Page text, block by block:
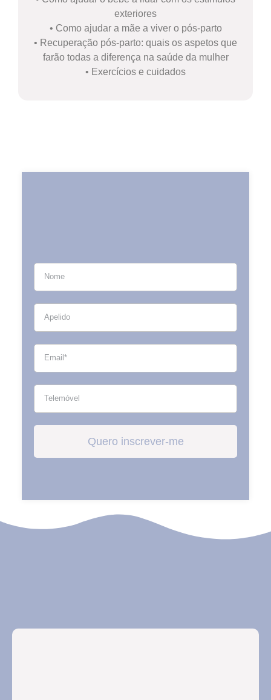
exteriores
• Como ajudar a mãe a viver o pós-parto
• Recuperação pós-parto: quais os aspetos que
farão todas a diferença na saúde da mulher
• Exercícios e cuidados
Quero inscrever-me